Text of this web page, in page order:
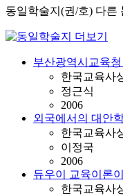
동일학술지(권/호) 다른
부산광역시교육
한국교육사
정근식
2006
외국에서의 대안
한국교육사
이정국
2006
듀우이 교육이론
한국교육사